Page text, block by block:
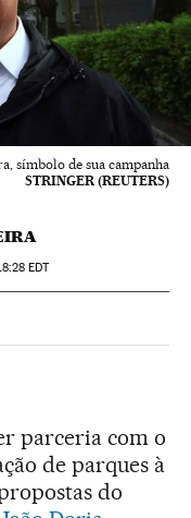
símbolo de sua campanha
STRINGER (REUTERS)
EDT
parceria com o
de parques à
do